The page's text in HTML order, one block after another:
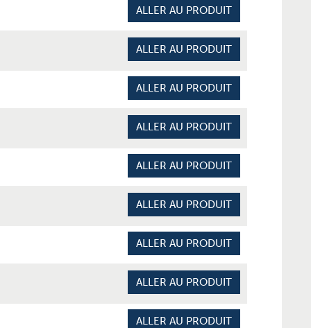
ALLER AU PRODUIT
ALLER AU PRODUIT
ALLER AU PRODUIT
ALLER AU PRODUIT
ALLER AU PRODUIT
ALLER AU PRODUIT
ALLER AU PRODUIT
ALLER AU PRODUIT
ALLER AU PRODUIT